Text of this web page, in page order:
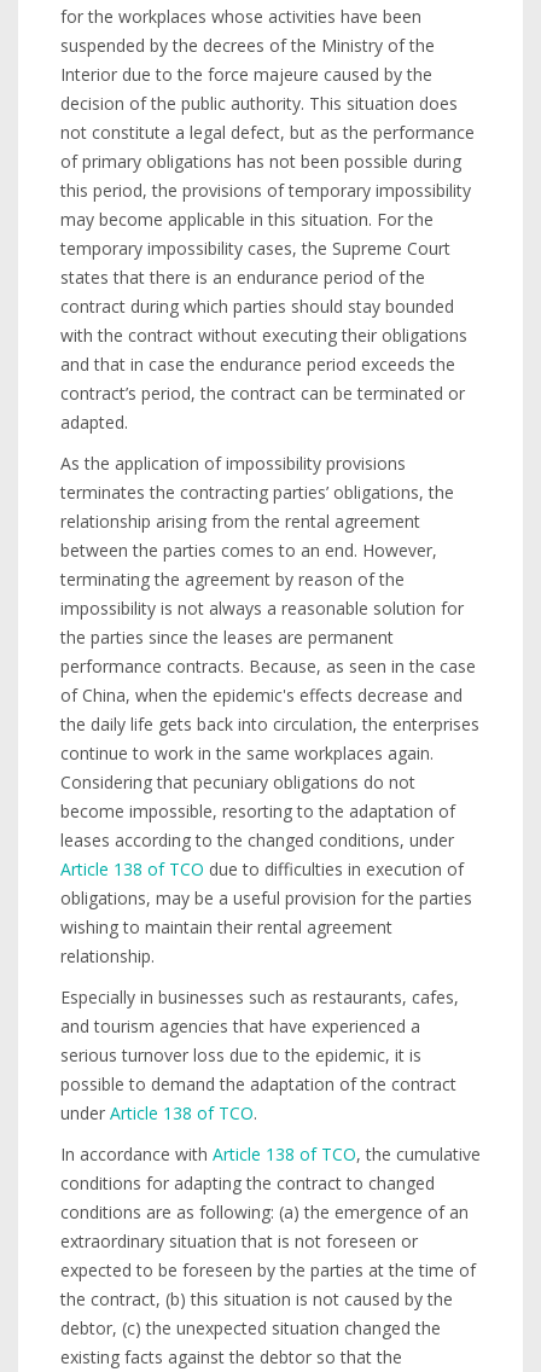
for the workplaces whose activities have been
suspended by the decrees of the Ministry of the
Interior due to the force majeure caused by the
decision of the public authority. This situation does
not constitute a legal defect, but as the performance
of primary obligations has not been possible during
this period, the provisions of temporary impossibility
may become applicable in this situation. For the
temporary impossibility cases, the Supreme Court
states that there is an endurance period of the
contract during which parties should stay bounded
with the contract without executing their obligations
and that in case the endurance period exceeds the
contract’s period, the contract can be terminated or
adapted.
As the application of impossibility provisions
terminates the contracting parties’ obligations, the
relationship arising from the rental agreement
between the parties comes to an end. However,
terminating the agreement by reason of the
impossibility is not always a reasonable solution for
the parties since the leases are permanent
performance contracts. Because, as seen in the case
of China, when the epidemic's effects decrease and
the daily life gets back into circulation, the enterprises
continue to work in the same workplaces again.
Considering that pecuniary obligations do not
become impossible, resorting to the adaptation of
leases according to the changed conditions, under
Article 138 of TCO due to difficulties in execution of
obligations, may be a useful provision for the parties
wishing to maintain their rental agreement
relationship.
Especially in businesses such as restaurants, cafes,
and tourism agencies that have experienced a
serious turnover loss due to the epidemic, it is
possible to demand the adaptation of the contract
under Article 138 of TCO.
In accordance with Article 138 of TCO, the cumulative
conditions for adapting the contract to changed
conditions are as following: (a) the emergence of an
extraordinary situation that is not foreseen or
expected to be foreseen by the parties at the time of
the contract, (b) this situation is not caused by the
debtor, (c) the unexpected situation changed the
existing facts against the debtor so that the